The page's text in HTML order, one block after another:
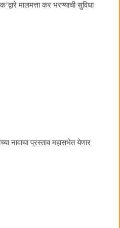
मालमत्ता कर भरण्याची सुविधा
नावाचा प्रस्ताव महासभेत येणार